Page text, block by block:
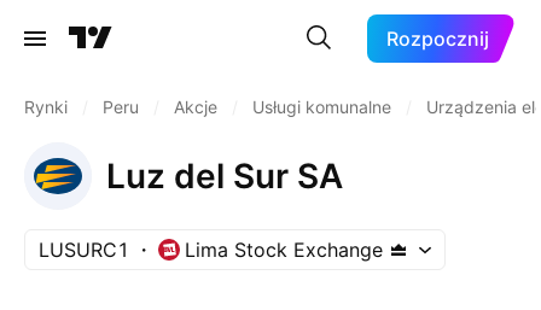
Rozpocznij
Rynki Peru Akcje Usługi komunalne Urządzenia
Luz del Sur SA
LUSURC1 Lima Stock Exchange